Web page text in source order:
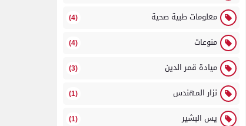
معلومات طبية صحية (4)
منوعات (4)
ميادة قمر الدين (3)
نزار المهندس (1)
يس البشير (1)